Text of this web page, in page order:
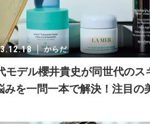
からだ
モデル櫻井貴史が同世代のス
みを一問一本で解決！注目の